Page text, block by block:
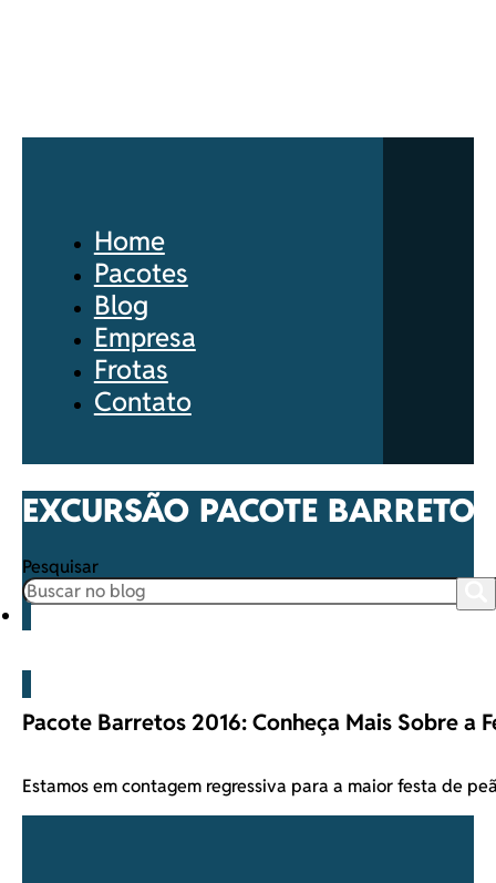
Home
Pacotes
Blog
Empresa
Frotas
Contato
EXCURSÃO PACOTE
Pesquisar
Pacote Barretos 2016: Conheça Mais Sobre a
Estamos em contagem regressiva para a maior festa de